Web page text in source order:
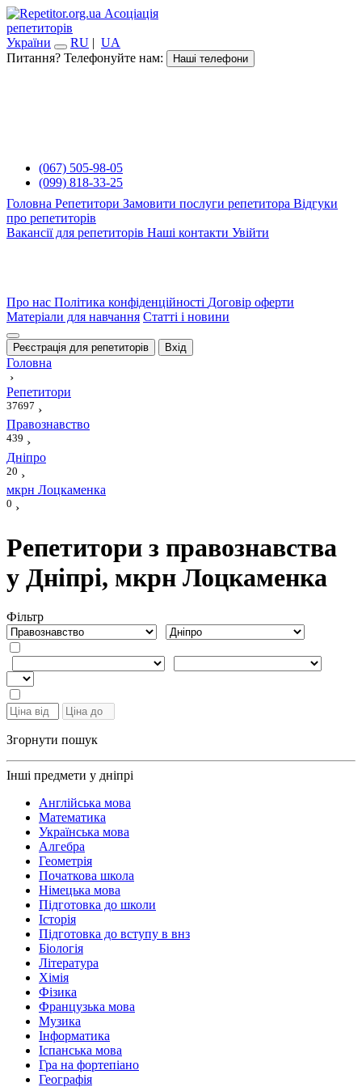
Асоціація
репетиторів
України
RU | UA
Питання? Телефонуйте нам:
Наші телефони
(067) 505-98-05
(099) 818-33-25
Головна Репетитори Замовити послуги репетитора Відгуки
про репетиторів
Вакансії для репетиторів Наші контакти Увійти
Про нас Політика конфіденційності Договір оферти
Матеріали для навчання Статті і новини
Реєстрація для репетиторів Вхід
Головна
›
Репетитори
37697 ›
Правознавство
439 ›
Дніпро
20 ›
мкрн Лоцкаменка
0 ›
Репетитори з правознавства
у Дніпрі, мкрн Лоцкаменка
Фiльтр
Згорнути пошук
Інші предмети у дніпрі
Англійська мова
Математика
Українська мова
Алгебра
Геометрія
Початкова школа
Німецька мова
Підготовка до школи
Історія
Підготовка до вступу в внз
Біологія
Література
Хімія
Фізика
Французька мова
Музика
Інформатика
Іспанська мова
Гра на фортепіано
Географія